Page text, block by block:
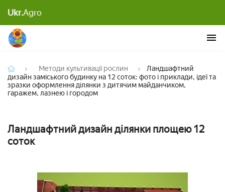
Ukr.Agroоформлення ділянки з дитячим майданчиком,
гаражем, лазнею і городом
Методи культивації рослин
Ландшафтний
дизайн заміського будинку на 12 соток: фото і приклади, ідеї та
зразки оформлення ділянки з дитячим майданчиком,
гаражем, лазнею і городом
Ландшафтний дизайн ділянки площею 12
соток